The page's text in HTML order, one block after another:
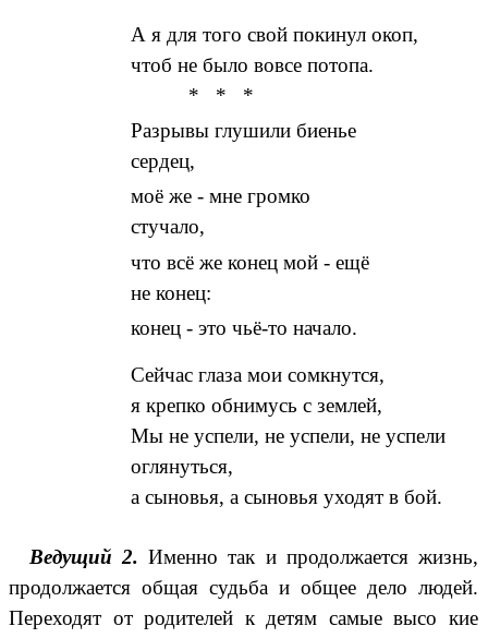
А я для того свой покинул окоп,
чтоб не было вовсе потопа.
* * *
Разрывы глушили биенье
сердец,
моё же - мне громко
стучало,
что всё же конец мой - ещё
не конец:
конец - это чьё-то начало.
Сейчас глаза мои сомкнутся,
я крепко обнимусь с землей,
Мы не успели, не успели, не успели
оглянуться,
а сыновья, а сыновья уходят в бой.
Ведущий 2. Именно так и продолжается жизнь,
продолжается общая судьба и общее дело людей.
Переходят от родителей к детям самые высо кие